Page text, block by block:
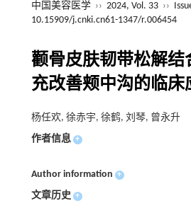
中国美容医学 ›› 2024, Vol. 33 ››
10.15909/j.cnki.cn61-1347/r.006454
颧骨皮肤韧带松解结
充改善颊中沟的临床
杨任欢, 徐赤宇, 徐鹤, 刘琴, 曾永升
作者信息 +
Author information +
文章历史 +